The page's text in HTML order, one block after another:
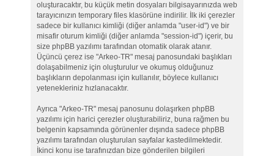
oluşturacaktır, bu küçük metin dosyaları bilgisayarınızda web
tarayıcınızın temporary files klasörüne indirilir. İlk iki çerezler
sadece bir kullanıcı kimliği (diğer anlamda "user-id") ve bir
misafir oturum kimliği (diğer anlamda "session-id") içerir, bu
size phpBB yazılımı tarafından otomatik olarak atanır.
Üçüncü çerez ise "Arkeo-TR" mesaj panosundaki başlıkları
dolaşabilmeniz için oluşturulur ve okumuş olduğunuz
başlıkların depolanması için kullanılır, böylece kullanıcı
yetenekleriniz hızlanacaktır.
Ayrıca "Arkeo-TR" mesaj panosunu dolaşırken phpBB
yazılımı için harici çerezler oluşturabiliriz, buna rağmen bu
belgenin kapsamında görünenler dışında sadece phpBB
yazılımı tarafından oluşturulan sayfalar kastedilmektedir.
İkinci konu ise tarafınızdan bize gönderilen bilgileri